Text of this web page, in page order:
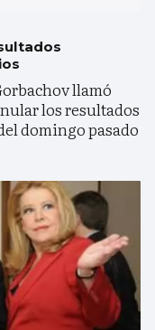
llamó
los resultados
domingo pasado